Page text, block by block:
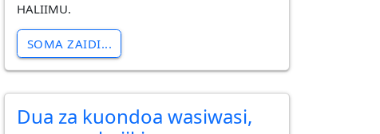
HALIIMU.
SOMA ZAIDI...
Dua za kuondoa wasiwasi,